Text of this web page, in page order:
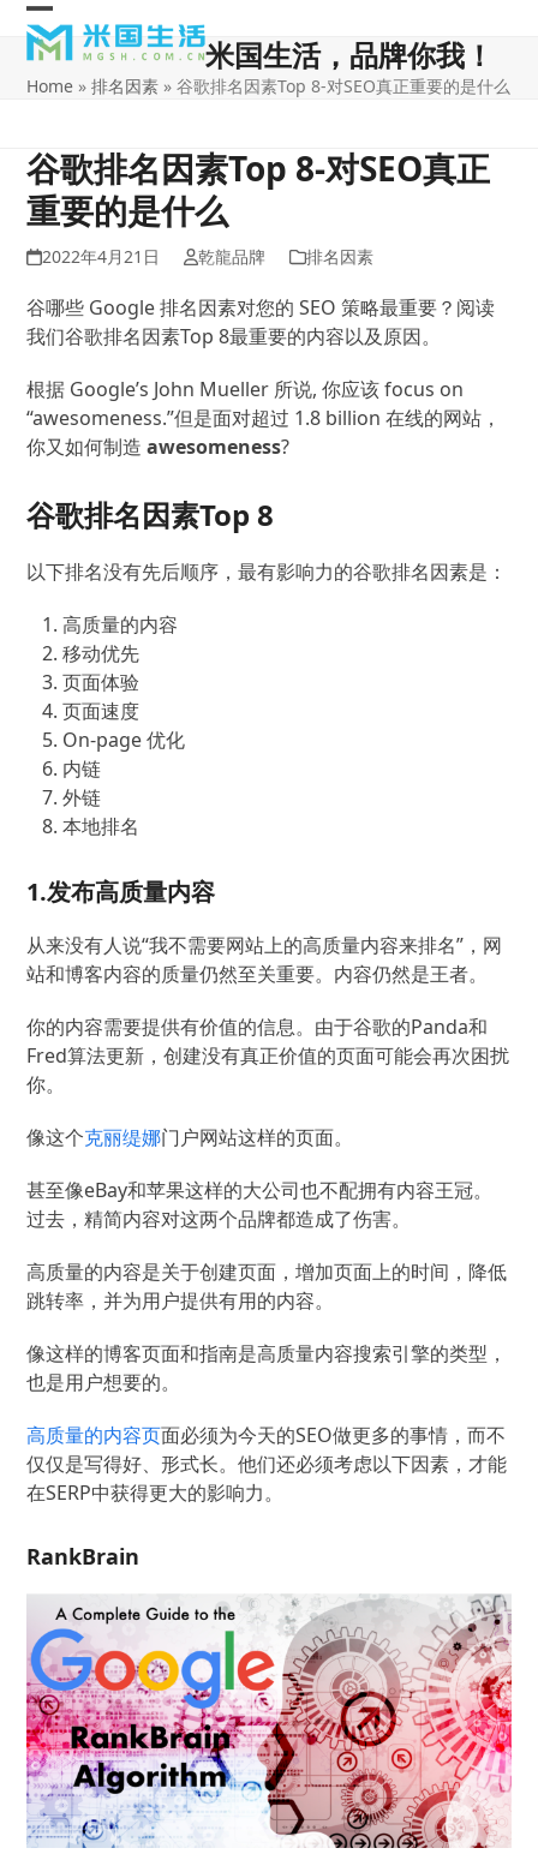
Skip
content
Open
mobile
Close
mobile
米国生活，品牌你我！
Home »排名因素 »谷歌排名因素Top 8-对SEO真正重要的是什么
谷歌排名因素Top 8-对SEO真正
重要的是什么
2022年4月21日 乾龍品牌 排名因素
谷哪些 Google 排名因素对您的 SEO 策略最重要？阅读
我们谷歌排名因素Top 8最重要的内容以及原因。
根据 Google’s John Mueller 所说, 你应该 focus on
“awesomeness.”但是面对超过 1.8 billion 在线的网站，
你又如何制造awesomeness?
谷歌排名因素Top 8
以下排名没有先后顺序，最有影响力的谷歌排名因素是：
高质量的内容
移动优先
页面体验
页面速度
On-page 优化
内链
外链
本地排名
1.发布高质量内容
从来没有人说“我不需要网站上的高质量内容来排名”，网
站和博客内容的质量仍然至关重要。内容仍然是王者。
你的内容需要提供有价值的信息。由于谷歌的Panda和
Fred算法更新，创建没有真正价值的页面可能会再次困扰
你。
像这个克丽缇娜门户网站这样的页面。
甚至像eBay和苹果这样的大公司也不配拥有内容王冠。
过去，精简内容对这两个品牌都造成了伤害。
高质量的内容是关于创建页面，增加页面上的时间，降低
跳转率，并为用户提供有用的内容。
像这样的博客页面和指南是高质量内容搜索引擎的类型，
也是用户想要的。
高质量的内容页面必须为今天的SEO做更多的事情，而不
仅仅是写得好、形式长。他们还必须考虑以下因素，才能
在SERP中获得更大的影响力。
RankBrain